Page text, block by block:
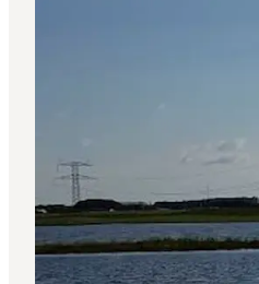
DET SKER
KORT OG FOLDERE
PLANLÆG DIN TUR